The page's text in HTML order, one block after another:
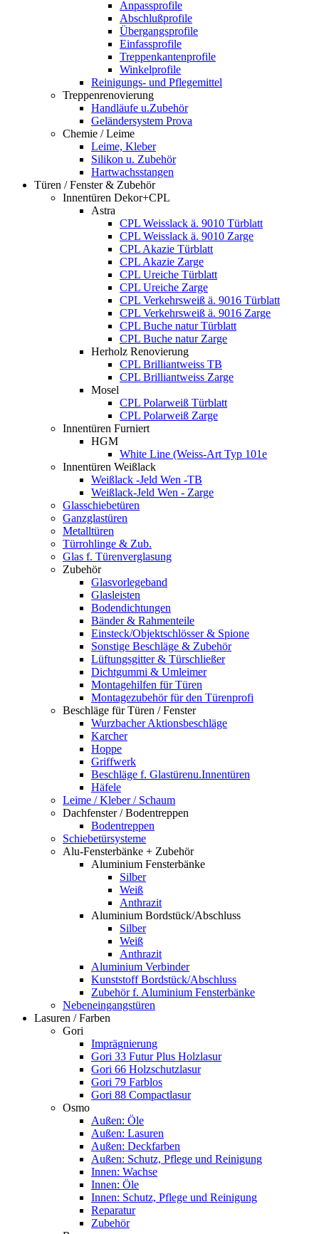
Anpassprofile
Abschlußprofile
Übergangsprofile
Einfassprofile
Treppenkantenprofile
Winkelprofile
Reinigungs- und Pflegemittel
Treppenrenovierung
Handläufe u.Zubehör
Geländersystem Prova
Chemie / Leime
Leime, Kleber
Silikon u. Zubehör
Hartwachsstangen
Türen / Fenster & Zubehör
Innentüren Dekor+CPL
Astra
CPL Weisslack ä. 9010 Türblatt
CPL Weisslack ä. 9010 Zarge
CPL Akazie Türblatt
CPL Akazie Zarge
CPL Ureiche Türblatt
CPL Ureiche Zarge
CPL Verkehrsweiß ä. 9016 Türblatt
CPL Verkehrsweiß ä. 9016 Zarge
CPL Buche natur Türblatt
CPL Buche natur Zarge
Herholz Renovierung
CPL Brilliantweiss TB
CPL Brilliantweiss Zarge
Mosel
CPL Polarweiß Türblatt
CPL Polarweiß Zarge
Innentüren Furniert
HGM
White Line (Weiss-Art Typ 101e
Innentüren Weißlack
Weißlack -Jeld Wen -TB
Weißlack-Jeld Wen - Zarge
Glasschiebetüren
Ganzglastüren
Metalltüren
Türrohlinge & Zub.
Glas f. Türenverglasung
Zubehör
Glasvorlegeband
Glasleisten
Bodendichtungen
Bänder & Rahmenteile
Einsteck/Objektschlösser & Spione
Sonstige Beschläge & Zubehör
Lüftungsgitter & Türschließer
Dichtgummi & Umleimer
Montagehilfen für Türen
Montagezubehör für den Türenprofi
Beschläge für Türen / Fenster
Wurzbacher Aktionsbeschläge
Karcher
Hoppe
Griffwerk
Beschläge f. Glastürenu.Innentüren
Häfele
Leime / Kleber / Schaum
Dachfenster / Bodentreppen
Bodentreppen
Schiebetürsysteme
Alu-Fensterbänke + Zubehör
Aluminium Fensterbänke
Silber
Weiß
Anthrazit
Aluminium Bordstück/Abschluss
Silber
Weiß
Anthrazit
Aluminium Verbinder
Kunststoff Bordstück/Abschluss
Zubehör f. Aluminium Fensterbänke
Nebeneingangstüren
Lasuren / Farben
Gori
Imprägnierung
Gori 33 Futur Plus Holzlasur
Gori 66 Holzschutzlasur
Gori 79 Farblos
Gori 88 Compactlasur
Osmo
Außen: Öle
Außen: Lasuren
Außen: Deckfarben
Außen: Schutz, Pflege und Reinigung
Innen: Wachse
Innen: Öle
Innen: Schutz, Pflege und Reinigung
Reparatur
Zubehör